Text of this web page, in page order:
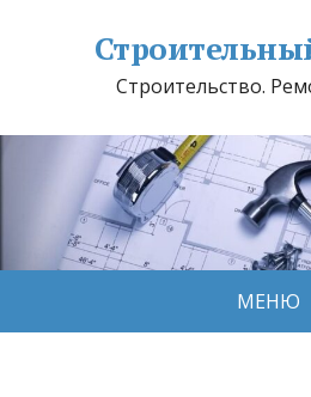
Строительство.
МЕНЮ